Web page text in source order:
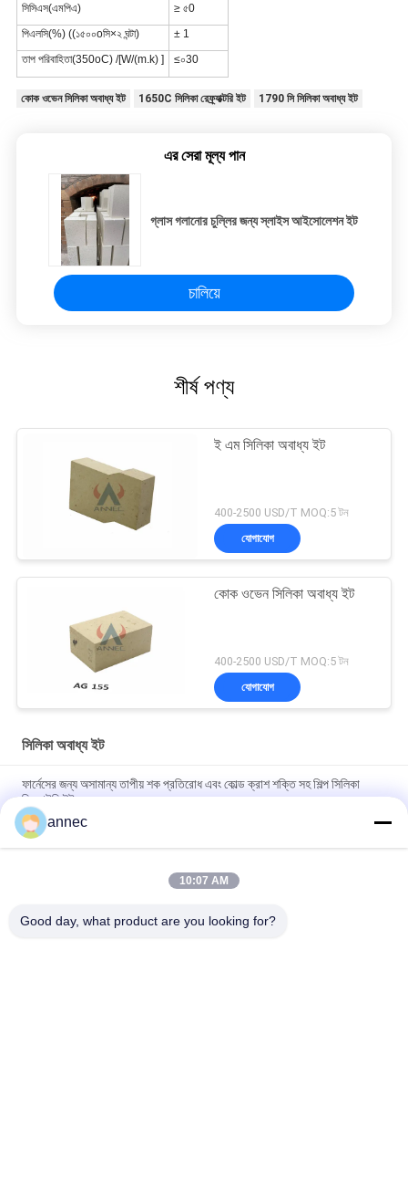
সিসিএস(এমপিএ)
≥ ৫0
পিএলসি(%) ((১৫০০oসি×২ ঘন্টা)
± 1
তাপ পরিবাহিতা(350oC) /[W/(m.k) ] ≤০30
কোক ওভেন সিলিকা অবাধ্য ইট 1650C সিলিকা রেফ্র্যাক্টরি ইট 1790 সি সিলিকা অবাধ্য ইট
এর সেরা মূল্য পান
গ্লাস গলানোর চুল্লির জন্য স্লাইস আইসোলেশন ইট
চালিয়ে
শীর্ষ পণ্য
ই এম সিলিকা অবাধ্য ইট
400-2500 USD/T MOQ:5 টন
যোগাযোগ
কোক ওভেন সিলিকা অবাধ্য ইট
400-2500 USD/T MOQ:5 টন
যোগাযোগ
সিলিকা অবাধ্য ইট
ফার্নেসের জন্য অসামান্য তাপীয় শক প্রতিরোধ এবং কোল্ড ক্রাশ শক্তি সহ শিল্প সিলিকা
রিফ্র্যাক্টরি ইট
Customized Size and Heat Resistant Silica Fire Brick for High
Temperature Industrial Furnaces
Silica Fire Brick for High Temperature Industrial Furnaces in
annec
10:07 AM
Good day, what product are you looking for?